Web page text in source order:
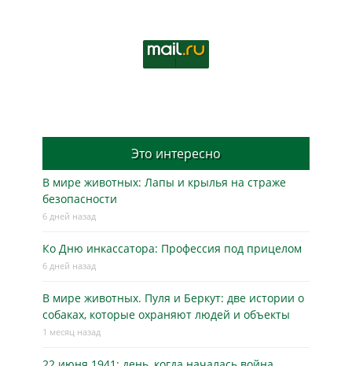
Это интересно
В мире животных: Лапы и крылья на страже
безопасности
6 дней назад
Ко Дню инкассатора: Профессия под прицелом
6 дней назад
В мире животных. Пуля и Беркут: две истории о
собаках, которые охраняют людей и объекты
1 месяц назад